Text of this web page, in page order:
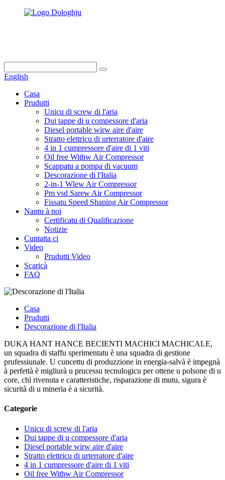
English
Casa
Prudutti
Unicu di screw di l'aria
Dui tappe di u compessore d'aria
Diesel portable wirw aire d'aire
Stratto elettricu di urterratore d'aire
4 in 1 cumpressore d'aire di 1 viti
Oil free Withw Air Compressor
Scappatu a pompa di vacuum
Descorazione di l'Italia
2-in-1 Wlew Air Compressor
Pm vsd Sarew Air Compressor
Fissatu Speed ​​Shaping Air Compressor
Nantu à noi
Certificatu di Qualificazione
Notizie
Cuntatta ci
Video
Prudutti Video
Scaricà
FAQ
Casa
Prudutti
Descorazione di l'Italia
DUKA HANT HANCE BECIENTI MACHICI MACHICALE,
un squadra di staffu sperimentatu è una squadra di gestione
prufessiunale. U cuncettu di produzzione in energia-salvà è impegnà
à perfettà è migliurà u prucessu tecnulogicu per ottene u polsone di u
core, chì rivenuta e caratteristiche, risparazione di mutu, sigura è
sicurità di u mineria è a sicurità.
Categorie
Unicu di screw di l'aria
Dui tappe di u compessore d'aria
Diesel portable wirw aire d'aire
Stratto elettricu di urterratore d'aire
4 in 1 cumpressore d'aire di 1 viti
Oil free Withw Air Compressor